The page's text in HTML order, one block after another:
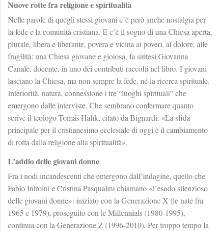
Nuove rotte fra religione e spiritualità
Nelle parole di quegli stessi giovani c’è però anche nostalgia per
la fede e la comunità cristiana. E c’è il sogno di una Chiesa aperta,
plurale, libera e liberante, povera e vicina ai poveri, al dolore, alle
fragilità: una Chiesa giovane e gioiosa, fa sintesi Giovanna
Canale, docente, in uno dei contributi raccolti nel libro. I giovani
lasciano la Chiesa, ma non sempre la fede, né la ricerca spirituale.
Interiorità, natura, connessione i tre “luoghi spirituali” che
emergono dalle interviste. Che sembrano confermare quanto
scrive il teologo Tomáš Halík, citato da Bignardi: «La sfida
principale per il cristianesimo ecclesiale di oggi è il cambiamento
di rotta dalla religione alla spiritualità».
L’addio delle giovani donne
Fra i nodi incandescenti che emergono dall’indagine, quello che
Fabio Introini e Cristina Pasqualini chiamano «l’esodo silenzioso
delle giovani donne»: iniziato con la Generazione X (le nate fra
1965 e 1979), proseguito con le Millennials (1980-1995),
continua con la Generazione Z (1996-2010). Per troppo tempo la